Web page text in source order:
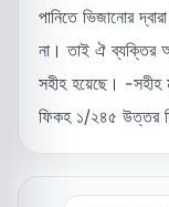
পানিতে ভিজানোর
না। তাই ঐ ব্যক্তির
সহীহ হয়েছে। -
ফিকহ ১/২৪৫ উত্তর